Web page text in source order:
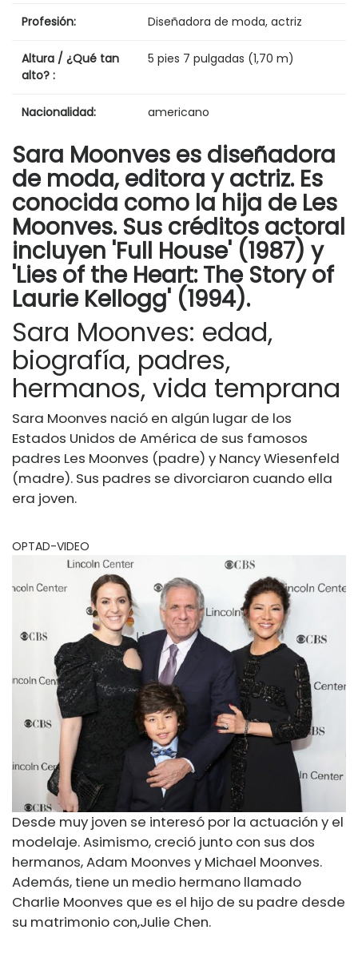
Profesión: Diseñadora de moda, actriz
Altura / ¿Qué tan
alto? :
5 pies 7 pulgadas (1,70 m)
Nacionalidad: americano
Sara Moonves es diseñadora
de moda, editora y actriz. Es
conocida como la hija de Les
Moonves. Sus créditos actoral
incluyen 'Full House' (1987) y
'Lies of the Heart: The Story of
Laurie Kellogg' (1994).
Sara Moonves: edad,
biografía, padres,
hermanos, vida temprana
Sara Moonves nació en algún lugar de los
Estados Unidos de América de sus famosos
padres Les Moonves (padre) y Nancy Wiesenfeld
(madre). Sus padres se divorciaron cuando ella
era joven.
OPTAD-VIDEO
Desde muy joven se interesó por la actuación y el
modelaje. Asimismo, creció junto con sus dos
hermanos, Adam Moonves y Michael Moonves.
Además, tiene un medio hermano llamado
Charlie Moonves que es el hijo de su padre desde
su matrimonio con,Julie Chen.